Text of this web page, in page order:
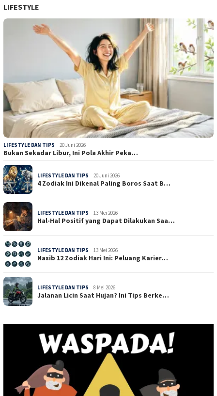
LIFESTYLE
LIFESTYLE DAN TIPS 20 Juni 2026
Bukan Sekadar Libur, Ini Pola Akhir Peka…
LIFESTYLE DAN TIPS 20 Juni 2026
4 Zodiak Ini Dikenal Paling Boros Saat B…
LIFESTYLE DAN TIPS 13 Mei 2026
Hal-Hal Positif yang Dapat Dilakukan Saa…
LIFESTYLE DAN TIPS 13 Mei 2026
Nasib 12 Zodiak Hari Ini: Peluang Karier…
LIFESTYLE DAN TIPS 8 Mei 2026
Jalanan Licin Saat Hujan? Ini Tips Berke…